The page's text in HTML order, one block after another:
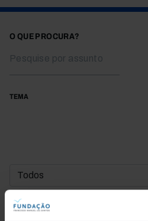
O QUE PROCURA?
TEMA
DATA DE INÍCIO